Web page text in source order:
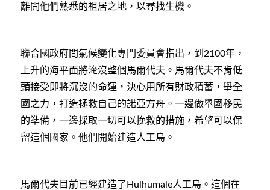
離開他們熟悉的祖居之地，以尋找生機。
聯合國政府間氣候變化專門委員會指出，到 2100年，
上升的海平面將淹沒整個馬爾代夫。馬爾代夫不肯低
頭接受即將沉沒的命運，決心用所有財政積蓄，舉全
國之力，打造拯救自己的諾亞方舟。一邊做舉國移民
的準備，一邊採取一切可以挽救的措施，希望可以保
留這個國家。他們開始建造人工島。
馬爾代夫目前已經建造了 Hulhumale人工島。這個在